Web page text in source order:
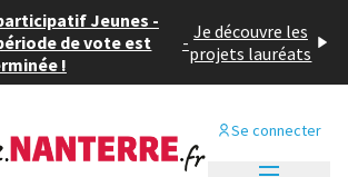
Jeunes -
de vote est
!
- Je découvre les
projets lauréats
Se connecter